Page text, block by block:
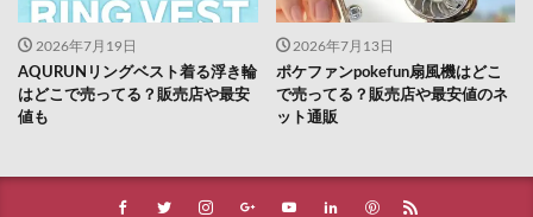
2026年7月19日
AQURUNリングベスト着る浮き輪
はどこで売ってる？販売店や最安
値も
2026年7月13日
ポケファンpokefun扇風機はどこ
で売ってる？販売店や最安値のネ
ット通販